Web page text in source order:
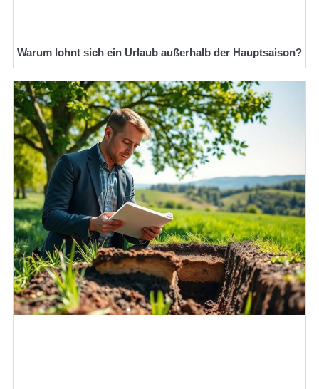
Warum lohnt sich ein Urlaub außerhalb der Hauptsaison?